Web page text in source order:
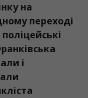
на
переході
поліцейські
і